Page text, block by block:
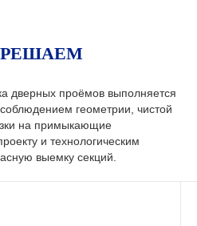
РЕШАЕМ
дверных проёмов выполняется
геометрии, чистой
на примыкающие
и технологическим
выемку секций.